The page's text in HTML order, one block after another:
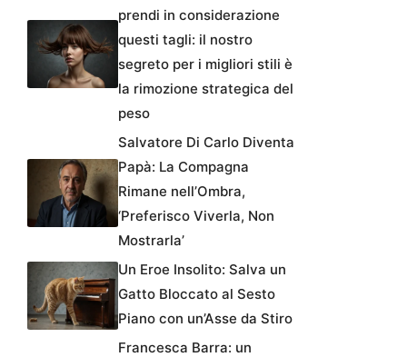
prendi in considerazione
questi tagli: il nostro
segreto per i migliori stili è
la rimozione strategica del
peso
Salvatore Di Carlo Diventa
Papà: La Compagna
Rimane nell’Ombra,
‘Preferisco Viverla, Non
Mostrarla’
Un Eroe Insolito: Salva un
Gatto Bloccato al Sesto
Piano con un’Asse da Stiro
Francesca Barra: un